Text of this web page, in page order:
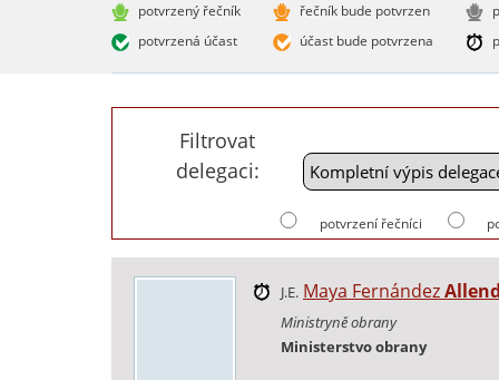
potvrzený řečník
potvrzená účast
řečník bude potvrzen
účast bude potvrzena
Filtrovat
delegaci:
potvrzení řečníci
J.E. Maya Fernández
Ministryně obrany
Ministerstvo obrany